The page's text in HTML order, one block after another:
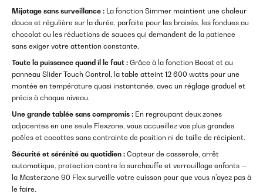
Mijotage sans surveillance : La fonction Simmer maintient une chaleur
douce et régulière sur la durée, parfaite pour les braisés, les fondues au
chocolat ou les réductions de sauces qui demandent de la patience
sans exiger votre attention constante.
Toute la puissance quand il le faut : Grâce à la fonction Boost et au
panneau Slider Touch Control, la table atteint 12 600 watts pour une
montée en température quasi instantanée, avec un réglage graduel et
précis à chaque niveau.
Une grande tablée sans compromis : En regroupant deux zones
adjacentes en une seule Flexzone, vous accueillez vos plus grandes
poêles et cocottes sans contrainte de position ni de taille de récipient.
Sécurité et sérénité au quotidien : Capteur de casserole, arrêt
automatique, protection contre la surchauffe et verrouillage enfants —
la Masterzone 90 Flex surveille votre cuisson pour que vous n'ayez pas à
le faire.